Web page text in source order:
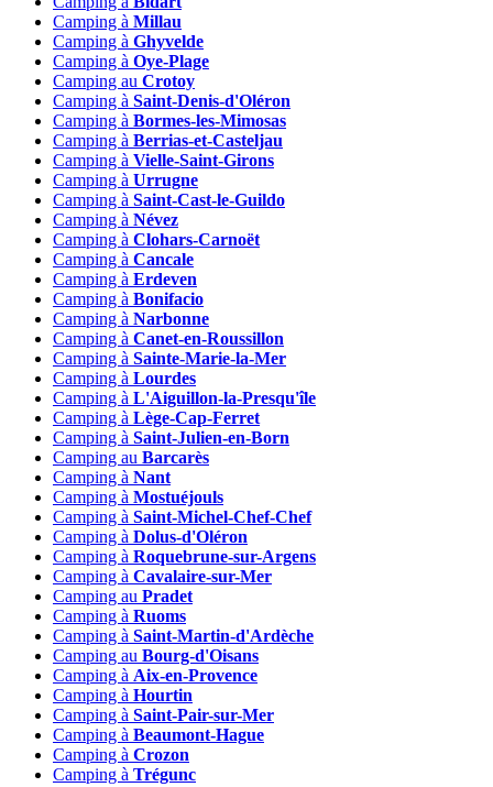
Camping à Millau
Camping à Ghyvelde
Camping à Oye-Plage
Camping au Crotoy
Camping à Saint-Denis-d'Oléron
Camping à Bormes-les-Mimosas
Camping à Berrias-et-Casteljau
Camping à Vielle-Saint-Girons
Camping à Urrugne
Camping à Saint-Cast-le-Guildo
Camping à Névez
Camping à Clohars-Carnoët
Camping à Cancale
Camping à Erdeven
Camping à Bonifacio
Camping à Narbonne
Camping à Canet-en-Roussillon
Camping à Sainte-Marie-la-Mer
Camping à Lourdes
Camping à L'Aiguillon-la-Presqu'île
Camping à Lège-Cap-Ferret
Camping à Saint-Julien-en-Born
Camping au Barcarès
Camping à Nant
Camping à Mostuéjouls
Camping à Saint-Michel-Chef-Chef
Camping à Dolus-d'Oléron
Camping à Roquebrune-sur-Argens
Camping à Cavalaire-sur-Mer
Camping au Pradet
Camping à Ruoms
Camping à Saint-Martin-d'Ardèche
Camping au Bourg-d'Oisans
Camping à Aix-en-Provence
Camping à Hourtin
Camping à Saint-Pair-sur-Mer
Camping à Beaumont-Hague
Camping à Crozon
Camping à Trégunc